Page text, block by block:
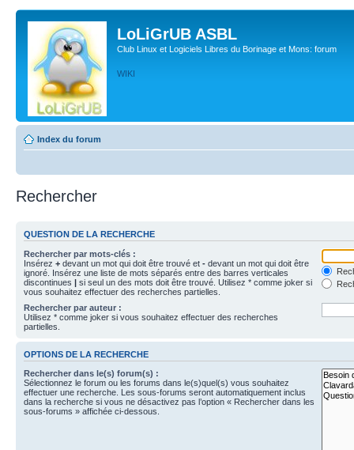
LoLiGrUB ASBL
Club Linux et Logiciels Libres du Borinage et Mons: forum
WIKI
Index du forum
Rechercher
QUESTION DE LA RECHERCHE
Rechercher par mots-clés :
Insérez + devant un mot qui doit être trouvé et - devant un mot qui doit être
ignoré. Insérez une liste de mots séparés entre des barres verticales
discontinues | si seul un des mots doit être trouvé. Utilisez * comme joker si
vous souhaitez effectuer des recherches partielles.
Rechercher par auteur :
Utilisez * comme joker si vous souhaitez effectuer des recherches
partielles.
OPTIONS DE LA RECHERCHE
Rechercher dans le(s) forum(s) :
Sélectionnez le forum ou les forums dans le(s)quel(s) vous souhaitez
effectuer une recherche. Les sous-forums seront automatiquement inclus
dans la recherche si vous ne désactivez pas l’option « Rechercher dans les
sous-forums » affichée ci-dessous.